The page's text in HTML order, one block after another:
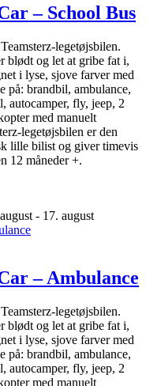
– School Bus
legetøjsbilen.
blødt og let at gribe fat i,
i lyse, sjove farver med
på: brandbil, ambulance,
autocamper, fly, jeep, 2
med manuelt
legetøjsbilen er den
lille bilist og giver timevis
12 måneder +.
- 17. august
– Ambulance
legetøjsbilen.
blødt og let at gribe fat i,
i lyse, sjove farver med
på: brandbil, ambulance,
autocamper, fly, jeep, 2
med manuelt